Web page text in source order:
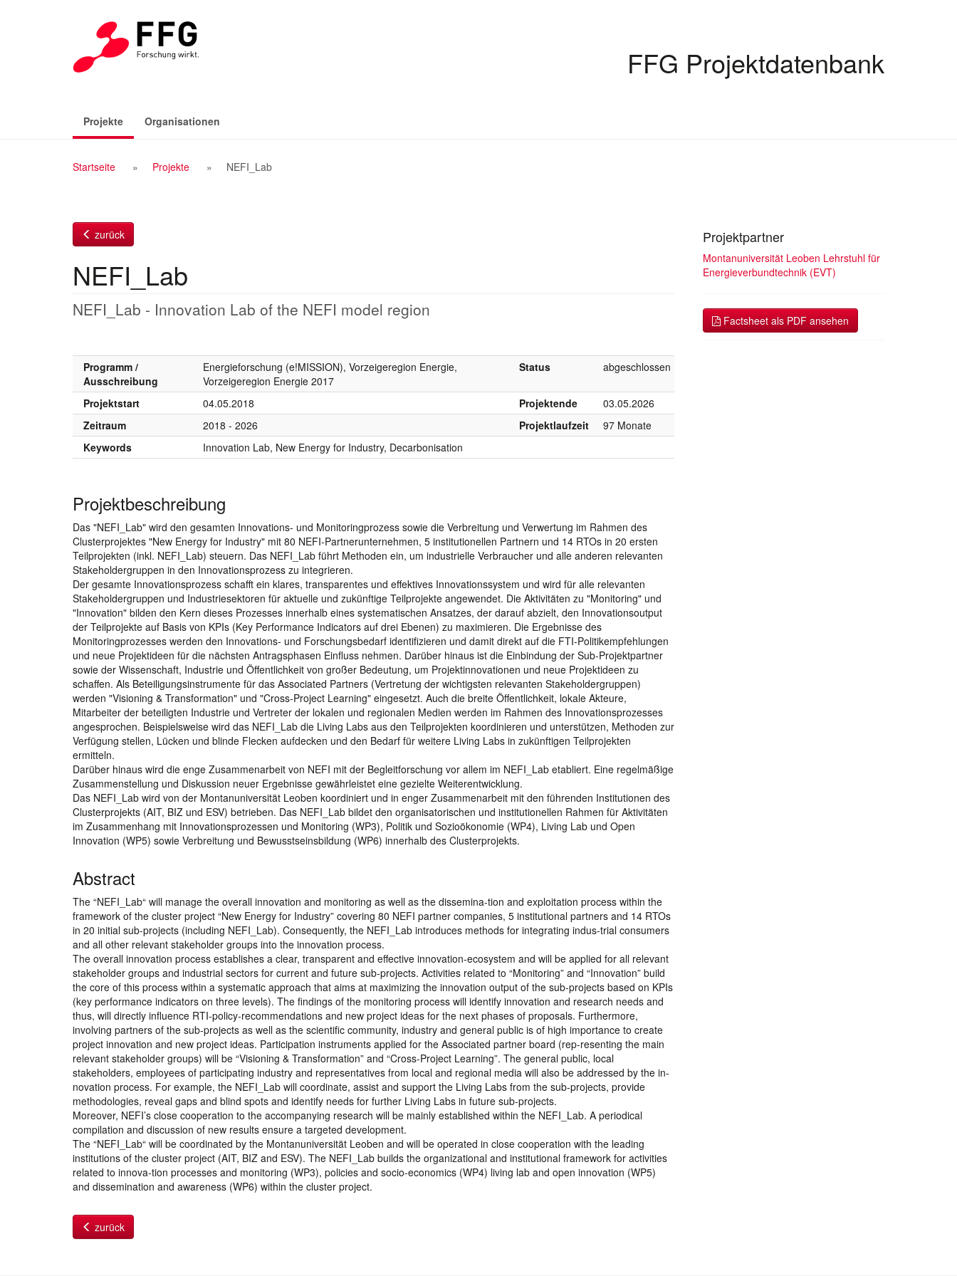
FFG Projektdatenbank
Projekte(aktiv)Organisationen
Breadcrumb
Startseite Projekte NEFI_Lab
zurück
NEFI_Lab
NEFI_Lab - Innovation Lab of the NEFI model region
Programm /
Ausschreibung
Energieforschung (e!MISSION), Vorzeigeregion Energie,
Vorzeigeregion Energie 2017
Status abgeschlossen
Projektstart 04.05.2018 Projektende
03.05.2026
Zeitraum
2018 - 2026 Projektlaufzeit
97 Monate
Keywords
Innovation Lab, New Energy for Industry, Decarbonisation
Projektbeschreibung
Das "NEFI_Lab" wird den gesamten Innovations- und Monitoringprozess sowie die Verbreitung und Verwertung im Rahmen des
Clusterprojektes "New Energy for Industry" mit 80 NEFI-Partnerunternehmen, 5 institutionellen Partnern und 14 RTOs in 20 ersten
Teilprojekten (inkl. NEFI_Lab) steuern. Das NEFI_Lab führt Methoden ein, um industrielle Verbraucher und alle anderen relevanten
Stakeholdergruppen in den Innovationsprozess zu integrieren.
Der gesamte Innovationsprozess schafft ein klares, transparentes und effektives Innovationssystem und wird für alle relevanten
Stakeholdergruppen und Industriesektoren für aktuelle und zukünftige Teilprojekte angewendet. Die Aktivitäten zu "Monitoring" und
"Innovation" bilden den Kern dieses Prozesses innerhalb eines systematischen Ansatzes, der darauf abzielt, den Innovationsoutput
der Teilprojekte auf Basis von KPIs (Key Performance Indicators auf drei Ebenen) zu maximieren. Die Ergebnisse des
Monitoringprozesses werden den Innovations- und Forschungsbedarf identifizieren und damit direkt auf die FTI-Politikempfehlungen
und neue Projektideen für die nächsten Antragsphasen Einfluss nehmen. Darüber hinaus ist die Einbindung der Sub-Projektpartner
sowie der Wissenschaft, Industrie und Öffentlichkeit von großer Bedeutung, um Projektinnovationen und neue Projektideen zu
schaffen. Als Beteiligungsinstrumente für das Associated Partners (Vertretung der wichtigsten relevanten Stakeholdergruppen)
werden "Visioning & Transformation" und "Cross-Project Learning" eingesetzt. Auch die breite Öffentlichkeit, lokale Akteure,
Mitarbeiter der beteiligten Industrie und Vertreter der lokalen und regionalen Medien werden im Rahmen des Innovationsprozesses
angesprochen. Beispielsweise wird das NEFI_Lab die Living Labs aus den Teilprojekten koordinieren und unterstützen, Methoden zur
Verfügung stellen, Lücken und blinde Flecken aufdecken und den Bedarf für weitere Living Labs in zukünftigen Teilprojekten
ermitteln.
Darüber hinaus wird die enge Zusammenarbeit von NEFI mit der Begleitforschung vor allem im NEFI_Lab etabliert. Eine regelmäßige
Zusammenstellung und Diskussion neuer Ergebnisse gewährleistet eine gezielte Weiterentwicklung.
Das NEFI_Lab wird von der Montanuniversität Leoben koordiniert und in enger Zusammenarbeit mit den führenden Institutionen des
Clusterprojekts (AIT, BIZ und ESV) betrieben. Das NEFI_Lab bildet den organisatorischen und institutionellen Rahmen für Aktivitäten
im Zusammenhang mit Innovationsprozessen und Monitoring (WP3), Politik und Sozioökonomie (WP4), Living Lab und Open
Innovation (WP5) sowie Verbreitung und Bewusstseinsbildung (WP6) innerhalb des Clusterprojekts.
Abstract
The “NEFI_Lab“ will manage the overall innovation and monitoring as well as the dissemina-tion and exploitation process within the
framework of the cluster project “New Energy for Industry” covering 80 NEFI partner companies, 5 institutional partners and 14 RTOs
in 20 initial sub-projects (including NEFI_Lab). Consequently, the NEFI_Lab introduces methods for integrating indus-trial consumers
and all other relevant stakeholder groups into the innovation process.
The overall innovation process establishes a clear, transparent and effective innovation-ecosystem and will be applied for all relevant
stakeholder groups and industrial sectors for current and future sub-projects. Activities related to “Monitoring” and “Innovation” build
the core of this process within a systematic approach that aims at maximizing the innovation output of the sub-projects based on KPIs
(key performance indicators on three levels). The findings of the monitoring process will identify innovation and research needs and
thus, will directly influence RTI-policy-recommendations and new project ideas for the next phases of proposals. Furthermore,
involving partners of the sub-projects as well as the scientific community, industry and general public is of high importance to create
project innovation and new project ideas. Participation instruments applied for the Associated partner board (rep-resenting the main
relevant stakeholder groups) will be “Visioning & Transformation” and “Cross-Project Learning”. The general public, local
stakeholders, employees of participating industry and representatives from local and regional media will also be addressed by the in-
novation process. For example, the NEFI_Lab will coordinate, assist and support the Living Labs from the sub-projects, provide
methodologies, reveal gaps and blind spots and identify needs for further Living Labs in future sub-projects.
Moreover, NEFI’s close cooperation to the accompanying research will be mainly established within the NEFI_Lab. A periodical
compilation and discussion of new results ensure a targeted development.
The “NEFI_Lab“ will be coordinated by the Montanuniversität Leoben and will be operated in close cooperation with the leading
institutions of the cluster project (AIT, BIZ and ESV). The NEFI_Lab builds the organizational and institutional framework for activities
related to innova-tion processes and monitoring (WP3), policies and socio-economics (WP4) living lab and open innovation (WP5)
and dissemination and awareness (WP6) within the cluster project.
zurück
Projektpartner
Montanuniversität Leoben Lehrstuhl für
Energieverbundtechnik (EVT)
Factsheet als PDF ansehen